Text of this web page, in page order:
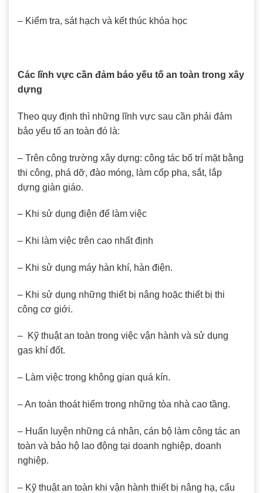
– Kiểm tra, sát hạch và kết thúc khóa học
Các lĩnh vực cần đảm báo yếu tố an toàn trong xây
dựng
Theo quy định thì những lĩnh vực sau cần phải đảm
bảo yếu tố an toàn đó là:
– Trên công trường xây dựng: công tác bố trí mặt bằng
thi công, phá dỡ, đào móng, làm cốp pha, sắt, lắp
dựng giàn giáo.
– Khi sử dụng điện để làm việc
– Khi làm việc trên cao nhất định
– Khi sử dụng máy hàn khí, hàn điện.
– Khi sử dụng những thiết bị nâng hoặc thiết bị thi
công cơ giới.
– Kỹ thuật an toàn trong việc vận hành và sử dụng
gas khí đốt.
– Làm việc trong không gian quá kín.
– An toàn thoát hiểm trong những tòa nhà cao tầng.
– Huấn luyện những cá nhân, cán bộ làm công tác an
toàn và bảo hộ lao động tại doanh nghiệp, doanh
nghiệp.
– Kỹ thuật an toàn khi vận hành thiết bị nâng hạ, cẩu